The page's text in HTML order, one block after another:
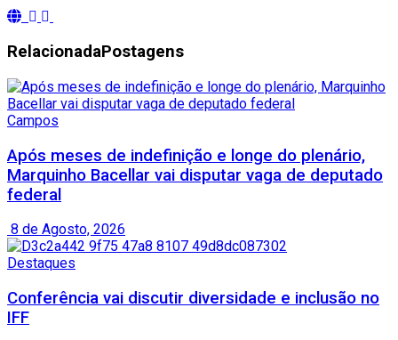
RelacionadaPostagens
Campos
Após meses de indefinição e longe do plenário,
Marquinho Bacellar vai disputar vaga de deputado
federal
8 de Agosto, 2026
Destaques
Conferência vai discutir diversidade e inclusão no
IFF